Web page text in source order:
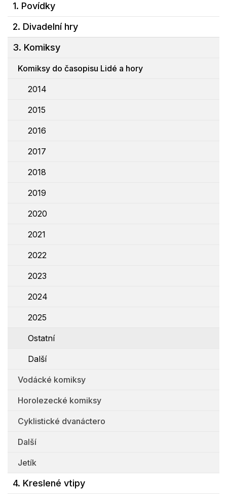
1. Povídky
2. Divadelní hry
3. Komiksy
Komiksy do časopisu Lidé a hory
2014
2015
2016
2017
2018
2019
2020
2021
2022
2023
2024
2025
Ostatní
Další
Vodácké komiksy
Horolezecké komiksy
Cyklistické dvanáctero
Další
Jetík
4. Kreslené vtipy